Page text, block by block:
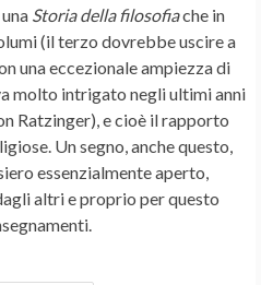
Storia della filosofiache in
(il terzo dovrebbe uscire a
una eccezionale ampiezza di
molto intrigato negli ultimi anni
Ratzinger), e cioè il rapporto
Un segno, anche questo,
essenzialmente aperto,
altri e proprio per questo